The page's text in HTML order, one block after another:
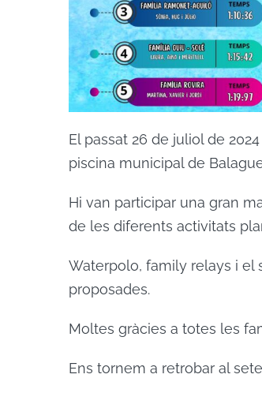
El passat 26 de juliol de
piscina municipal de
Hi van participar una gran
de les diferents activitats
Waterpolo, family relays i el
proposades.
Moltes gràcies a totes les
Ens tornem a retrobar al